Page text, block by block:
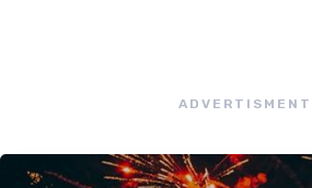
ADVERTISMENT